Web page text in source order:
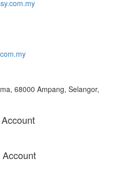
68000 Ampang, Selangor,